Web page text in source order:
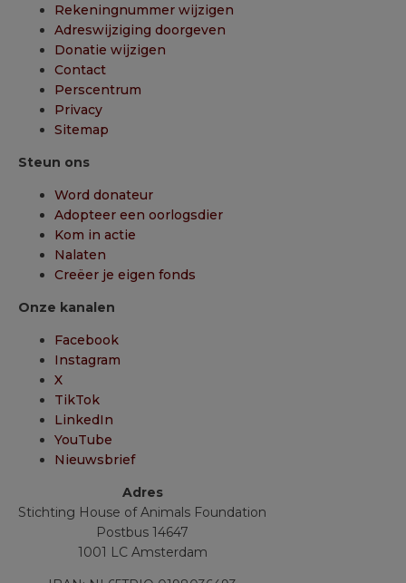
Rekeningnummer wijzigen
Adreswijziging doorgeven
Donatie wijzigen
Contact
Perscentrum
Privacy
Sitemap
Steun ons
Word donateur
Adopteer een oorlogsdier
Kom in actie
Nalaten
Creëer je eigen fonds
Onze kanalen
Facebook
Instagram
X
TikTok
LinkedIn
YouTube
Nieuwsbrief
Adres
Stichting House of Animals Foundation
Postbus 14647
1001 LC Amsterdam